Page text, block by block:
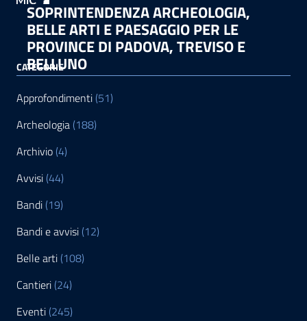
SOPRINTENDENZA ARCHEOLOGIA,
BELLE ARTI E PAESAGGIO PER LE
PROVINCE DI PADOVA, TREVISO E
BELLUNO
CATEGORIE
Approfondimenti (51)
Archeologia (188)
Archivio (4)
Avvisi (44)
Bandi (19)
Bandi e avvisi (12)
Belle arti (108)
Cantieri (24)
Eventi (245)